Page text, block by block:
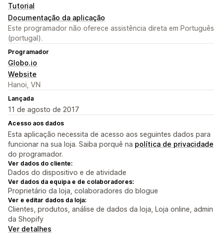
Tutorial
Documentação da aplicação
Este programador não oferece assistência direta em Português
(portugal).
Programador
Globo.io
Website
Hanoi, VN
Lançada
11 de agosto de 2017
Acesso aos dados
Esta aplicação necessita de acesso aos seguintes dados para
funcionar na sua loja. Saiba porquê na política de privacidade
do programador.
Ver dados do cliente:
Dados do dispositivo e de atividade
Ver dados da equipa e de colaboradores:
Proprietário da loja, colaboradores do blogue
Ver e editar dados da loja:
Clientes, produtos, análise de dados da loja, Loja online, admin
da Shopify
Ver detalhes